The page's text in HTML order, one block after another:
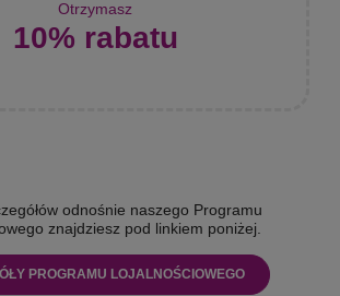
Otrzymasz
10% rabatu
odnośnie naszego Programu
znajdziesz pod linkiem poniżej.
PROGRAMU LOJALNOŚCIOWEGO